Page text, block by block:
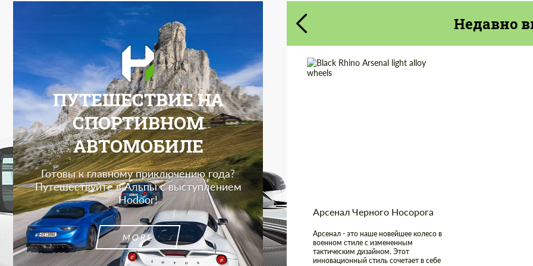
ПУТЕШЕСТВИЕ НА
СПОРТИВНОМ
АВТОМОБИЛЕ
Готовы к главному приключению года?
Путешествуйте в Альпы с выступлением
Hodoor!
MORE
Недавно
Арсенал Черного Носорога
Арсенал - это наше новейшее колесо в
военном стиле с измененным
тактическим дизайном. Этот
инновационный стиль сочетает в себе
СВЯЖИТЕСЬ СО МНОЙ
СВЯЖИТЕСЬ СО МНОЙ